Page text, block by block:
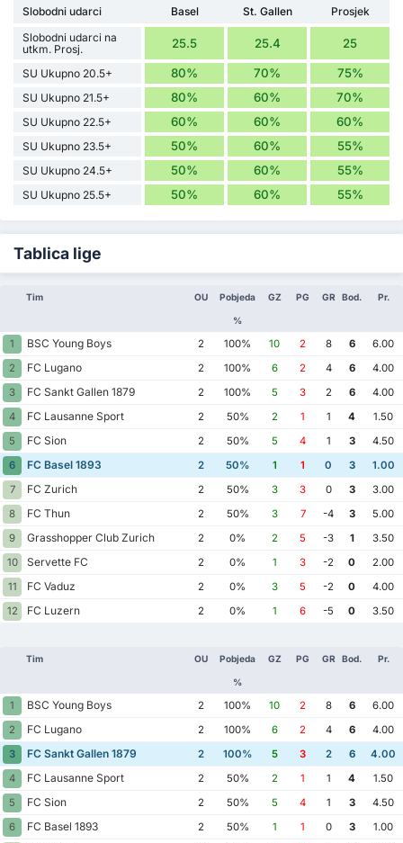
Slobodni udarci Basel St. Gallen
Prosjek
Slobodni udarci na
utkm. Prosj.
25.5 25.4 25
SU Ukupno 20.5+ 80% 70% 75%
SU Ukupno 21.5+ 80% 60% 70%
SU Ukupno 22.5+ 60% 60% 60%
SU Ukupno 23.5+ 50% 60% 55%
SU Ukupno 24.5+ 50% 60% 55%
SU Ukupno 25.5+ 50% 60% 55%
Tablica lige
Tim OU Pobjeda
%
GZ PG GR Bod. Pr.
1 BSC Young Boys 2 100% 10 2 8 6
6.00
2
FC Lugano 2 100% 6 2 4 6
4.00
3
FC Sankt Gallen 1879 2 100% 5 3 2 6
4.00
4
FC Lausanne Sport 2 50% 2 1 1 4
1.50
5
FC Sion 2 50% 5 4 1 3
4.50
6
FC Basel 1893 2 50% 1 1 0 3
1.00
7
FC Zurich 2 50% 3 3 0 3
3.00
8
FC Thun 2 50% 3 7 -4 3
5.00
9
Grasshopper Club Zurich 2 0% 2 5 -3 1
3.50
10
Servette FC 2 0% 1 3 -2 0
2.00
11
FC Vaduz 2 0% 3 5 -2 0
4.00
12
FC Luzern 2 0% 1 6 -5 0 3.50
Tim OU Pobjeda
%
GZ PG GR Bod. Pr.
1 BSC Young Boys 2 100% 10 2 8 6
6.00
2
FC Lugano 2 100% 6 2 4 6
4.00
3
FC Sankt Gallen 1879 2 100% 5 3 2 6
4.00
4
FC Lausanne Sport 2 50% 2 1 1 4
1.50
5
FC Sion 2 50% 5 4 1 3
4.50
6
FC Basel 1893 2 50% 1 1 0 3
1.00